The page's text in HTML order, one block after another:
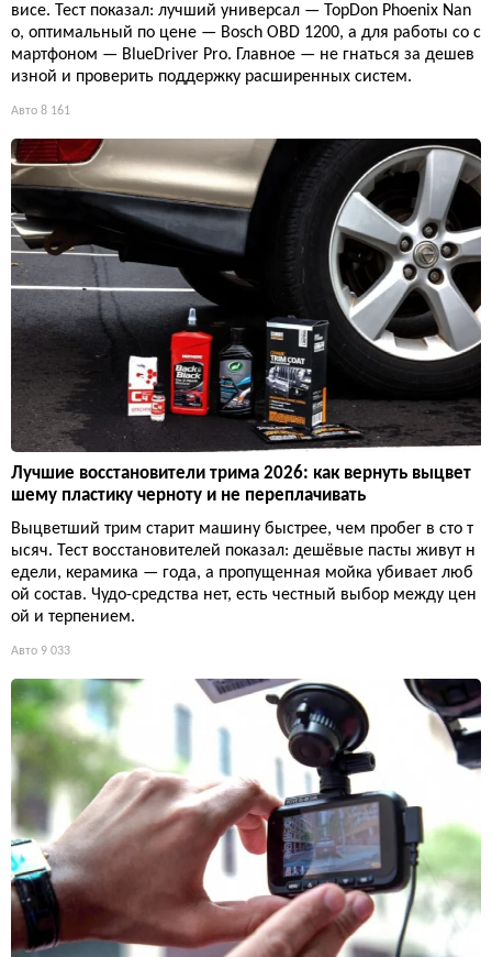
висе. Тест показал: лучший универсал — TopDon Phoenix Nan
o, оптимальный по цене — Bosch OBD 1200, а для работы со с
мартфоном — BlueDriver Pro. Главное — не гнаться за дешев
изной и проверить поддержку расширенных систем.
Авто 8 161
Лучшие восстановители трима 2026: как вернуть выцвет
шему пластику черноту и не переплачивать
Выцветший трим старит машину быстрее, чем пробег в сто т
ысяч. Тест восстановителей показал: дешёвые пасты живут н
едели, керамика — года, а пропущенная мойка убивает люб
ой состав. Чудо-средства нет, есть честный выбор между цен
ой и терпением.
Авто 9 033